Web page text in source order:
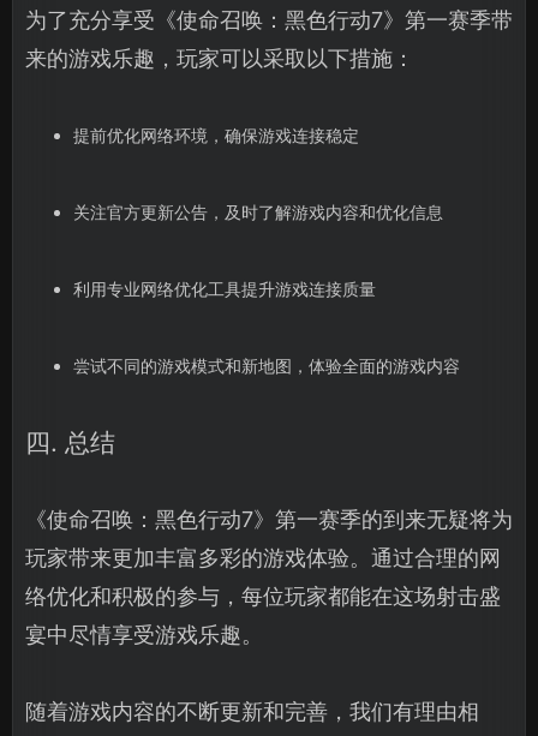
为了充分享受《使命召唤：黑色行动7》第一赛季带
来的游戏乐趣，玩家可以采取以下措施：
提前优化网络环境，确保游戏连接稳定
关注官方更新公告，及时了解游戏内容和优化信息
利用专业网络优化工具提升游戏连接质量
尝试不同的游戏模式和新地图，体验全面的游戏内容
四. 总结
《使命召唤：黑色行动7》第一赛季的到来无疑将为
玩家带来更加丰富多彩的游戏体验。通过合理的网
络优化和积极的参与，每位玩家都能在这场射击盛
宴中尽情享受游戏乐趣。
随着游戏内容的不断更新和完善，我们有理由相